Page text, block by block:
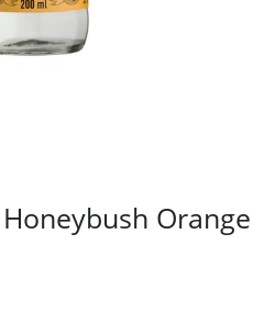
Orange